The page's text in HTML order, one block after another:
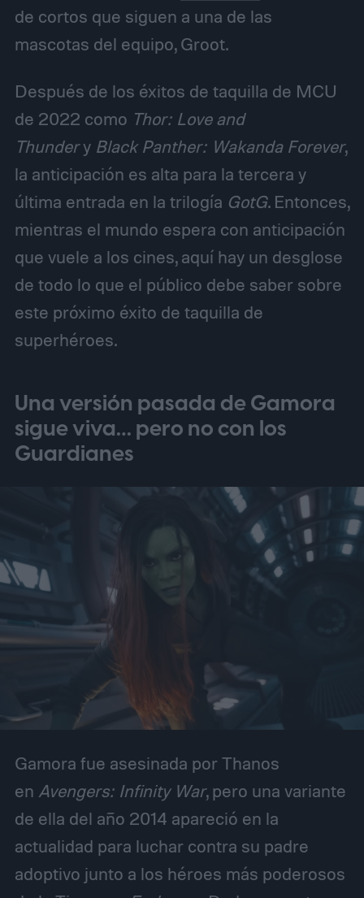
de cortos que siguen a una de las
mascotas del equipo, Groot.
Después de los éxitos de taquilla de MCU
de 2022 como Thor: Love and
Thundery Black Panther: Wakanda Forever,
la anticipación es alta para la tercera y
última entrada en la trilogía GotG. Entonces,
mientras el mundo espera con anticipación
que vuele a los cines, aquí hay un desglose
de todo lo que el público debe saber sobre
este próximo éxito de taquilla de
superhéroes.
Una versión pasada de Gamora
sigue viva… pero no con los
Guardianes
Gamora fue asesinada por Thanos
en Avengers: Infinity War, pero una variante
de ella del año 2014 apareció en la
actualidad para luchar contra su padre
adoptivo junto a los héroes más poderosos